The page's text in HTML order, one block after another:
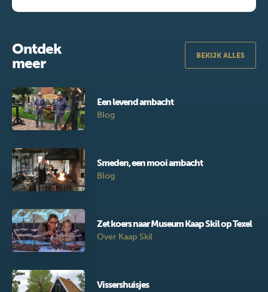
Ontdek
meer
BEKIJK ALLES
Een levend ambacht
Blog
Smeden, een mooi ambacht
Blog
Zet koers naar Museum Kaap Skil op Texel
Over Kaap Skil
Vissershuisjes